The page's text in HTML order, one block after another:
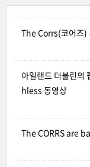
The Corrs(코어즈
아일랜드 더블린의
hless 동영상
The CORRS are